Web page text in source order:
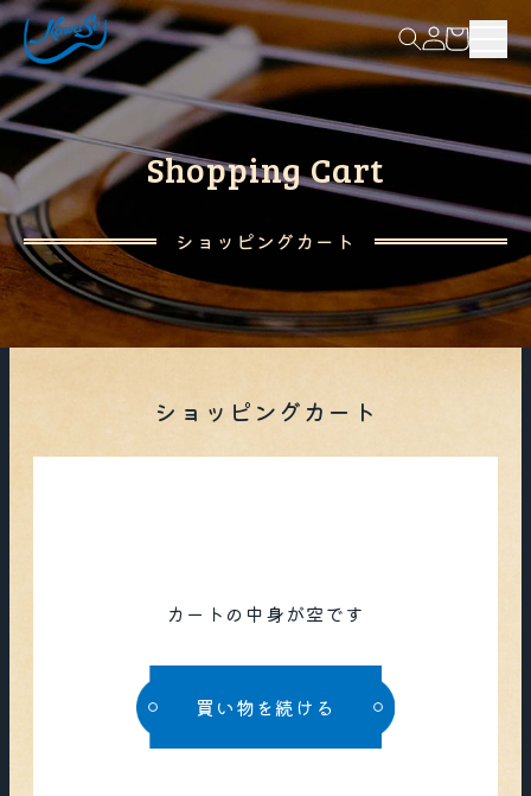
コンテ
ンツに
進む
弦
お買い物ガイド>
お買い物ガイド
アフターサポート規定
メンテナンス情報
KAWASEについて
会社情報
メ
Shopping Cart
ショッピングカート
ショッピングカート
カートの中身が空です
買い物を続ける